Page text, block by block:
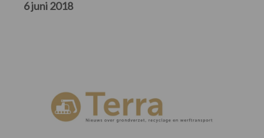
6 juni 2018